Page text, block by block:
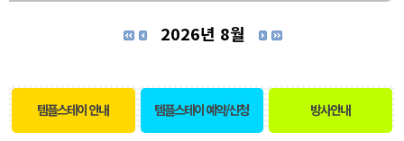
2026년 8월
템플스테이 안내 템플스테이 예약/신청 방사안내